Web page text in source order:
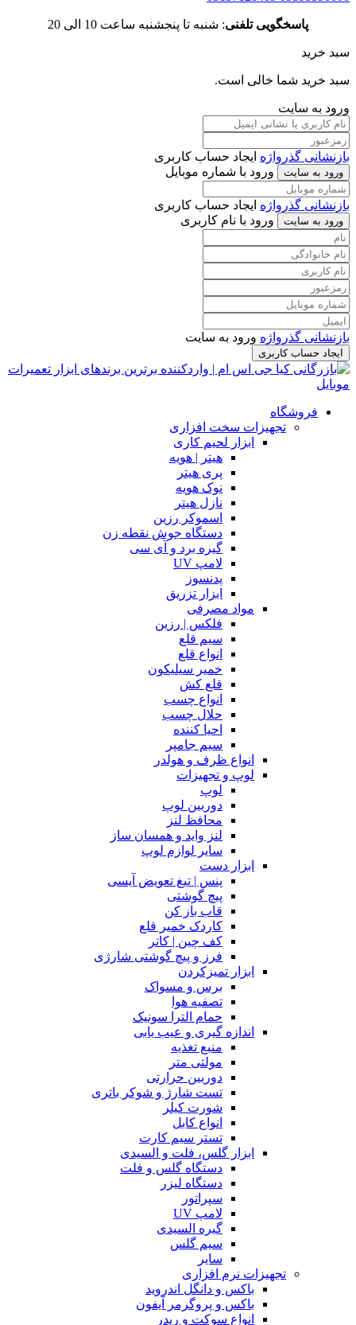
پاسخگویی تلفنی: شنبه تا پنجشنبه ساعت 10 الی 20
سبد خرید
سبد خرید شما خالی است.
ورود به سایت
بازنشانی گذرواژه ایجاد حساب کاربری
ورود به سایت ورود با شماره موبایل
بازنشانی گذرواژه ایجاد حساب کاربری
ورود به سایت ورود با نام کاربری
بازنشانی گذرواژه ورود به سایت
ایجاد حساب کاربری
فروشگاه
تجهیزات سخت افزاری
ابزار لحیم کاری
هیتر | هویه
پری هیتر
نوک هویه
نازل هیتر
اسموکر رزین
دستگاه جوش نقطه زن
گیره برد و آی سی
لامپ UV
پدنسوز
ابزار تزریق
مواد مصرفی
فلکس | رزین
سیم قلع
انواع قلع
خمیر سیلیکون
قلع کش
انواع چسب
حلال چسب
احیا کننده
سیم جامپر
انواع ظرف و هولدر
لوپ و تجهیزات
لوپ
دوربین لوپ
محافظ لنز
لنز واید و همسان ساز
سایر لوازم لوپ
ابزار دست
پنس | تیغ تعویض آیسی
پیچ گوشتی
قاب باز کن
کاردک خمیر قلع
کف چین | کاتر
فرز و پیچ گوشتی شارژی
ابزار تمیزکردن
برس و مسواک
تصفیه هوا
حمام الترا سونیک
اندازه گیری و عیب یابی
منبع تغذیه
مولتی متر
دوربین حرارتی
تست شارژ و شوکر باتری
شورت کیلر
انواع کابل
تستر سیم کارت
ابزار گلس، فلت و السیدی
دستگاه گلس و فلت
دستگاه لیزر
سپراتور
لامپ UV
گیره السیدی
سیم گلس
سایر
تجهیزات نرم افزاری
باکس و دانگل اندروید
باکس و پروگرمر آیفون
انواع سوکت و ریدر